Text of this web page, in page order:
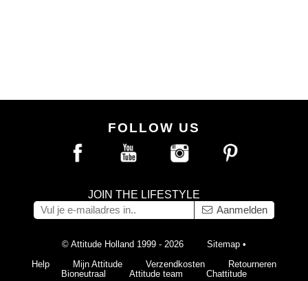
FOLLOW US
JOIN THE LIFESTYLE
Aanmelden
© Attitude Holland 1999 - 2026 Sitemap •
Help
Mijn Attitude Verzendkosten
Retourneren
Bioneutraal
Attitude team Chattitude